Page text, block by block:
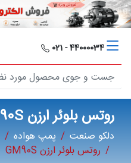
دلکو
صنعت
محصولات
مصارف
صنعتی
مقالات
44000034 - 021
روتس بلوئر ارزن GM90S
دلکو صنعت پمپ هواده
روتس بلوئر ارزن GM90S